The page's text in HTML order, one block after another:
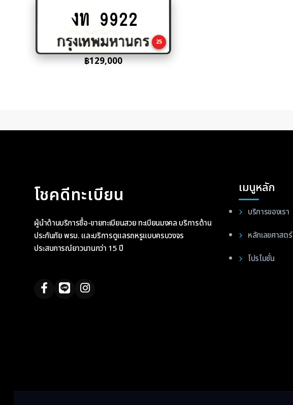
to
งท 9922
25
฿129,000
โชคดีทะเบียน
ผู้นำด้านบริการซื้อ-ขายทะเบียนสวย ทะเบียนมงคล บริการด้าน
ประกันภัย พรบ. และบริการดูแลรถหรูแบบครบวงจร
ประสบการณ์ยาวนานกว่า 15 ปี
เมนูหลัก
บริการของเรา
หลักเลขศาสตร์
โปรโมชั่น